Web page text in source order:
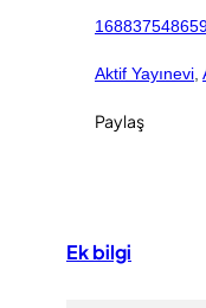
Aktif Yayınevi,
Paylaş
Ek bilgi